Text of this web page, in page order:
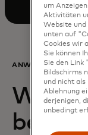
Wie
um
Aktivitäten
Website und
unten auf
Cookies wir
Sie können
Sie den Link
Bildschirms
und nicht als
Ablehnung
derjenigen,
unbedingt